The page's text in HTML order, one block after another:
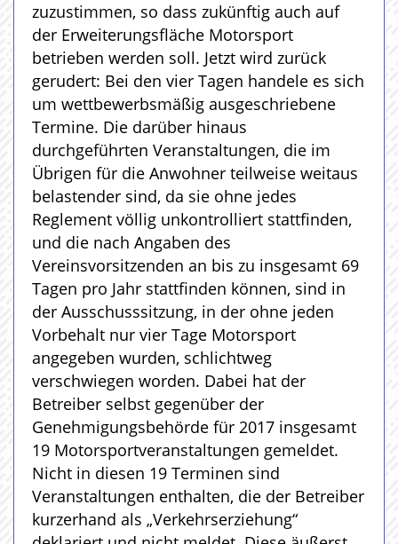
zuzustimmen, so dass zukünftig auch auf
der Erweiterungsfläche Motorsport
betrieben werden soll. Jetzt wird zurück
gerudert: Bei den vier Tagen handele es sich
um wettbewerbsmäßig ausgeschriebene
Termine. Die darüber hinaus
durchgeführten Veranstaltungen, die im
Übrigen für die Anwohner teilweise weitaus
belastender sind, da sie ohne jedes
Reglement völlig unkontrolliert stattfinden,
und die nach Angaben des
Vereinsvorsitzenden an bis zu insgesamt 69
Tagen pro Jahr stattfinden können, sind in
der Ausschusssitzung, in der ohne jeden
Vorbehalt nur vier Tage Motorsport
angegeben wurden, schlichtweg
verschwiegen worden. Dabei hat der
Betreiber selbst gegenüber der
Genehmigungsbehörde für 2017 insgesamt
19 Motorsportveranstaltungen gemeldet.
Nicht in diesen 19 Terminen sind
Veranstaltungen enthalten, die der Betreiber
kurzerhand als „Verkehrserziehung“